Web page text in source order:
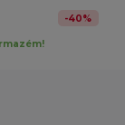
-40%